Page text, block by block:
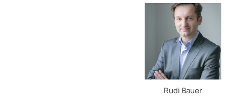
Rudi Bauer